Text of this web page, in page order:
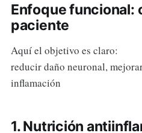
Enfoque funcional:
paciente
Aquí el objetivo es claro:
reducir daño neuronal,
inflamación
1. Nutrición